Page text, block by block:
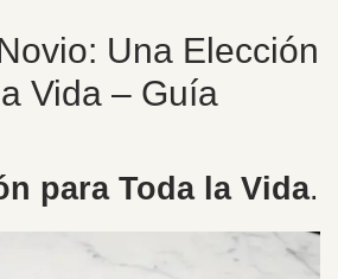
Una Elección
Vida – Guía
para Toda la Vida.